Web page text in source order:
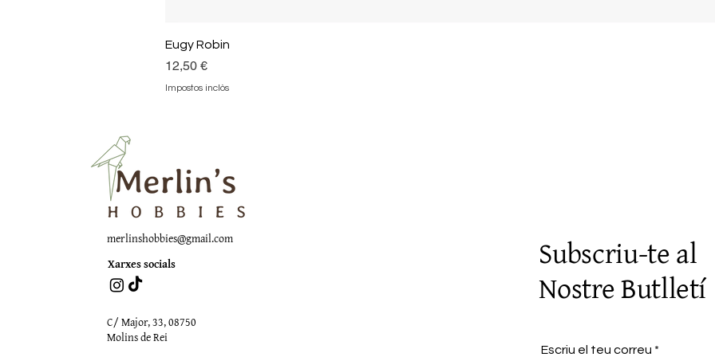
Eugy Robin
Preu
12,50 €
Impostos inclòs
merlinshobbies@gmail.com
Xarxes socials
C/ Major, 33, 08750
Molins de Rei
Subscriu-te al
Nostre Butlletí
Escriu el teu correu